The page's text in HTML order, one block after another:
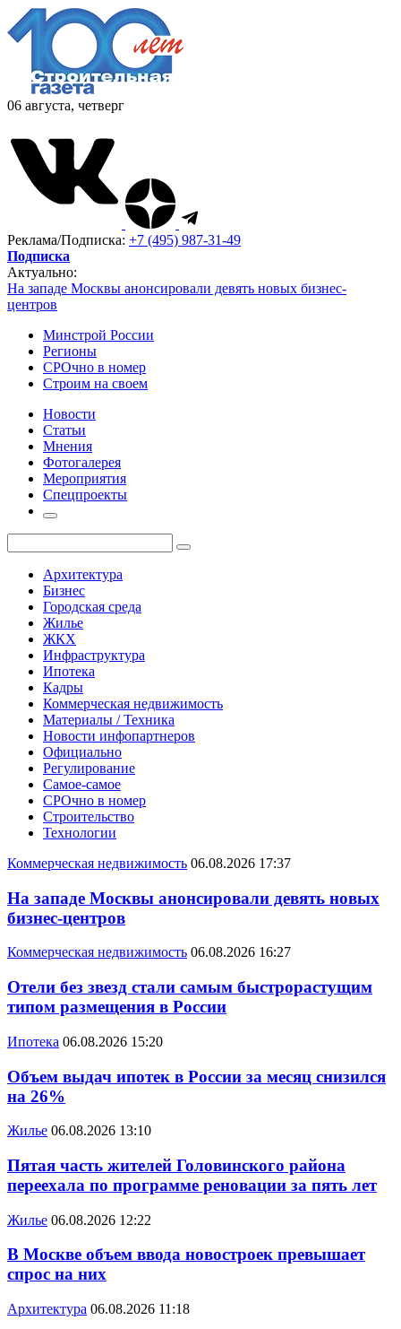
06 августа, четверг
Реклама/Подписка: +7 (495) 987-31-49
Подписка
Актуально:
На западе Москвы анонсировали девять новых бизнес-
центров
Минстрой России
Регионы
СРОчно в номер
Строим на своем
Новости
Статьи
Мнения
Фотогалерея
Мероприятия
Спецпроекты
Архитектура
Бизнес
Городская среда
Жилье
ЖКХ
Инфраструктура
Ипотека
Кадры
Коммерческая недвижимость
Материалы / Техника
Новости инфопартнеров
Официально
Регулирование
Самое-самое
СРОчно в номер
Строительство
Технологии
Коммерческая недвижимость 06.08.2026 17:37
На западе Москвы анонсировали девять новых
бизнес-центров
Коммерческая недвижимость 06.08.2026 16:27
Отели без звезд стали самым быстрорастущим
типом размещения в России
Ипотека 06.08.2026 15:20
Объем выдач ипотек в России за месяц снизился
на 26%
Жилье 06.08.2026 13:10
Пятая часть жителей Головинского района
переехала по программе реновации за пять лет
Жилье 06.08.2026 12:22
В Москве объем ввода новостроек превышает
спрос на них
Архитектура 06.08.2026 11:18